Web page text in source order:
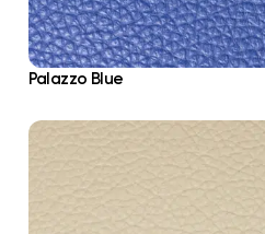
Palazzo Blue